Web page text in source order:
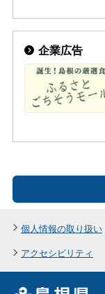
企業広告
個人情報の取り扱い
アクセシビリティ